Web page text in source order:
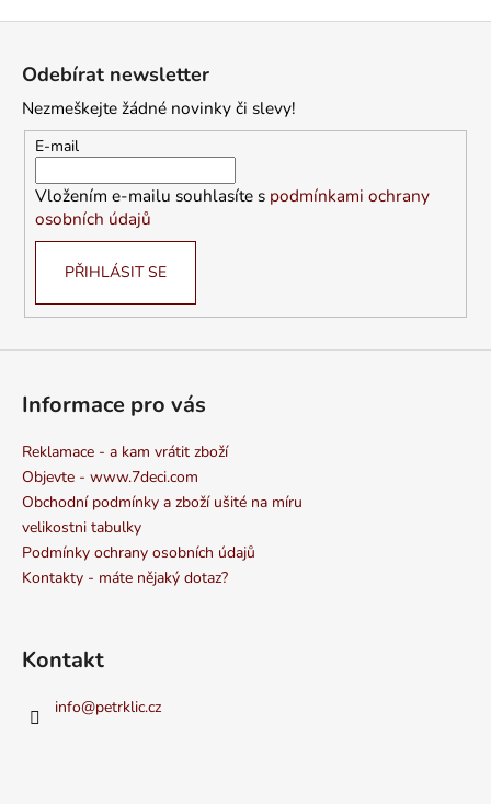
Odebírat newsletter
Nezmeškejte žádné novinky či slevy!
E-mail
Vložením e-mailu souhlasíte s podmínkami ochrany
osobních údajů
PŘIHLÁSIT SE
Informace pro vás
Reklamace - a kam vrátit zboží
Objevte - www.7deci.com
Obchodní podmínky a zboží ušité na míru
velikostni tabulky
Podmínky ochrany osobních údajů
Kontakty - máte nějaký dotaz?
Kontakt
info@petrklic.cz